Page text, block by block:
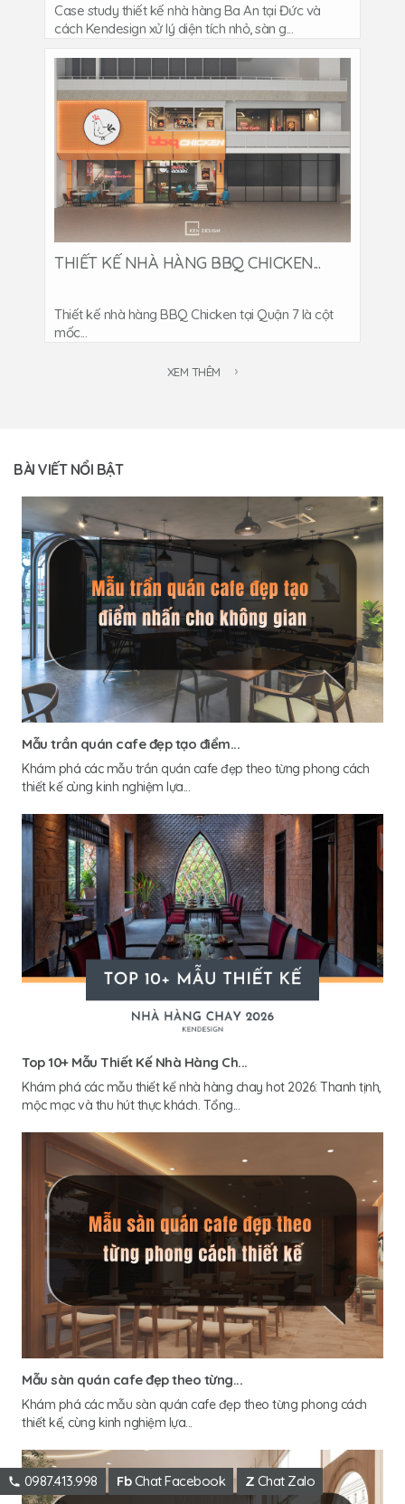
Case study thiết kế nhà hàng Ba An tại Đức và
cách Kendesign xử lý diện tích nhỏ, sàn g...
THIẾT KẾ NHÀ HÀNG BBQ CHICKEN...
Thiết kế nhà hàng BBQ Chicken tại Quận 7 là cột
mốc...
XEM THÊM
BÀI VIẾT NỔI BẬT
Mẫu trần quán cafe đẹp tạo điểm...
Khám phá các mẫu trần quán cafe đẹp theo từng phong cách
thiết kế cùng kinh nghiệm lựa...
Top 10+ Mẫu Thiết Kế Nhà Hàng Ch...
Khám phá các mẫu thiết kế nhà hàng chay hot 2026: Thanh tịnh,
mộc mạc và thu hút thực khách. Tổng...
Mẫu sàn quán cafe đẹp theo từng...
Khám phá các mẫu sàn quán cafe đẹp theo từng phong cách
thiết kế, cùng kinh nghiệm lựa...
0987.413.998 Fb Chat Facebook Z Chat Zalo